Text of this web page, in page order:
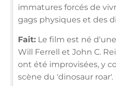
immatures forcés de
gags physiques et des
Fait: Le film est né
Will Ferrell et John C.
ont été improvisées, y
scène du 'dinosaur roar'.